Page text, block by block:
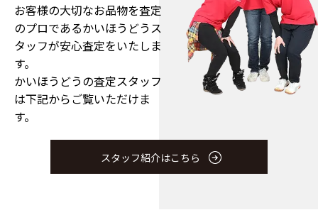
お客様の大切なお品物を査定
のプロであるかいほうどうス
タッフが安心査定をいたしま
す。
かいほうどうの査定スタッフ
は下記からご覧いただけま
す。
スタッフ紹介はこちら